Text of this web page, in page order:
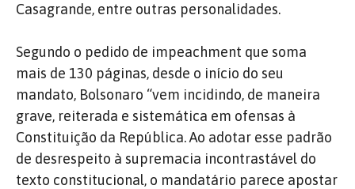
Casagrande, entre outras personalidades.
Segundo o pedido de impeachment que soma
mais de 130 páginas, desde o início do seu
mandato, Bolsonaro “vem incidindo, de maneira
grave, reiterada e sistemática em ofensas à
Constituição da República. Ao adotar esse padrão
de desrespeito à supremacia incontrastável do
texto constitucional, o mandatário parece apostar